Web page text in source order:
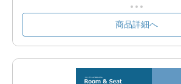
クラウド環境の為、Web使用が出来れば簡単に使用可
【選択できる機能】
商品詳細へ